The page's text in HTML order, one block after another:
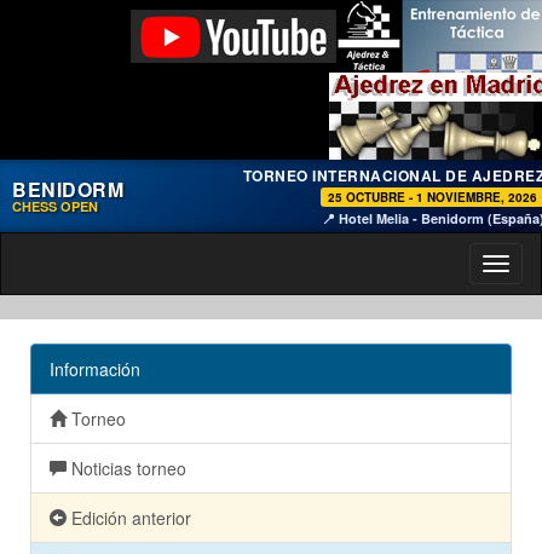
BENIDORM
CHESS OPEN
TORNEO INTERNACIONAL DE
25 OCTUBRE - 1 NOVIEMBRE, 2026
📍 Hotel Melia - Benidorm
Información
Torneo
Noticias torneo
Edición anterior